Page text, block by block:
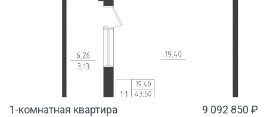
1-комнатная квартира 9 092 850 ₽